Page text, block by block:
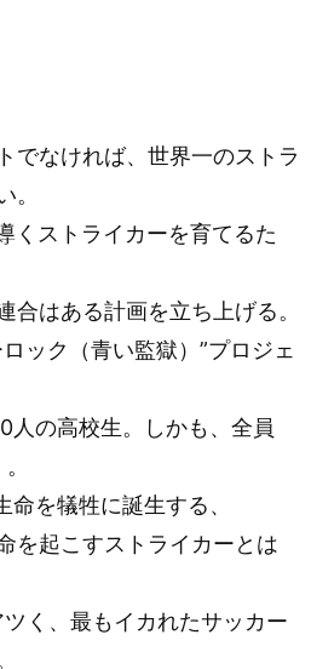
でなければ、世界一のストラ
。
くストライカーを育てるた
合はある計画を立ち上げる。
ック（青い監獄）”プロジェ
人の高校生。しかも、全員
を犠牲に誕生する、
を起こすストライカーとは
く、最もイカれたサッカー